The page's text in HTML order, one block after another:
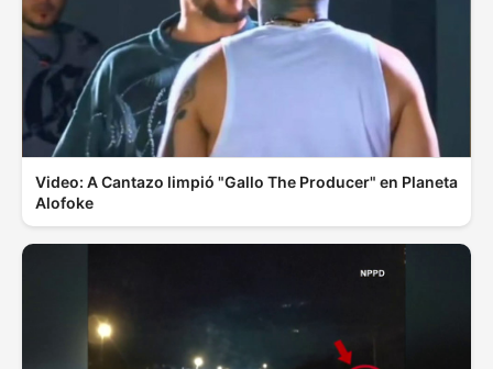
Video: A Cantazo limpió "Gallo The Producer" en Planeta
Alofoke